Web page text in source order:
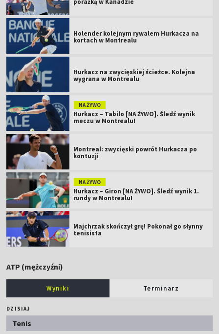
Holender kolejnym rywalem Hurkacza na
kortach w Montrealu
Hurkacz na zwycięskiej ścieżce. Kolejna
wygrana w Montrealu
NA ŻYWO
Hurkacz – Tabilo [NA ŻYWO]. Śledź wynik
meczu w Montrealu!
Montreal: zwycięski powrót Hurkacza po
kontuzji
NA ŻYWO
Hurkacz – Giron [NA ŻYWO]. Śledź wynik 1.
rundy w Montrealu!
Majchrzak skończył grę! Pokonał go słynny
tenisista
ATP (mężczyźni)
Wyniki Terminarz
DZISIAJ
Tenis